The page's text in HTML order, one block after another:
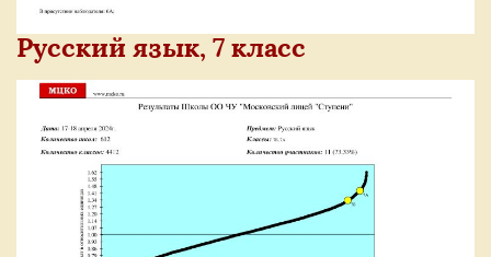
Русский язык, 7 класс